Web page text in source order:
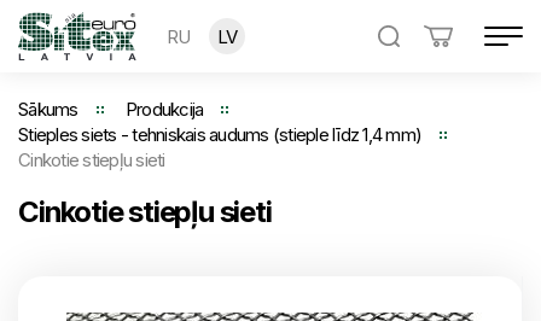
RU LV
Sākums
Produkcija
Stieples siets - tehniskais audums (stieple līdz 1,4 mm)
Cinkotie stiepļu sieti
Cinkotie stiepļu sieti